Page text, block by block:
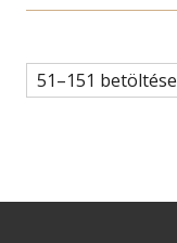
51–151 betöltése